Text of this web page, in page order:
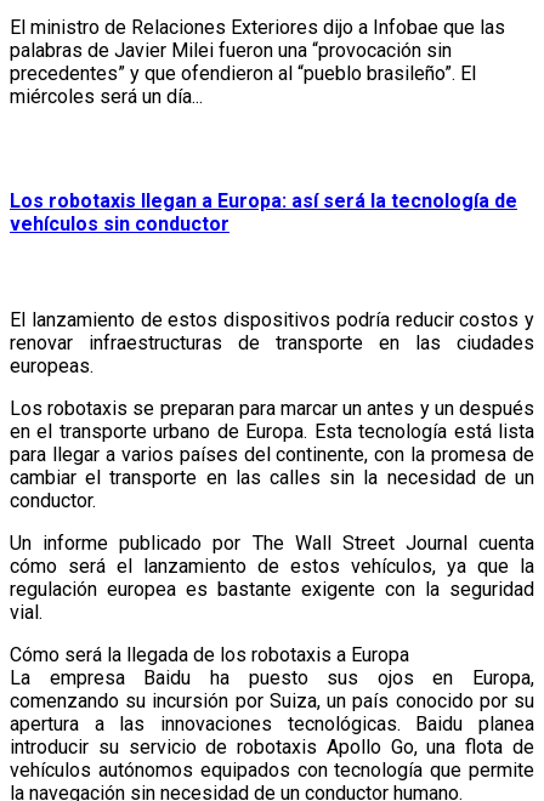
El ministro de Relaciones Exteriores dijo a Infobae que las
palabras de Javier Milei fueron una “provocación sin
precedentes” y que ofendieron al “pueblo brasileño”. El
miércoles será un día...
Los robotaxis llegan a Europa: así será la tecnología de
vehículos sin conductor
El lanzamiento de estos dispositivos podría reducir costos y
renovar infraestructuras de transporte en las ciudades
europeas.
Los robotaxis se preparan para marcar un antes y un después
en el transporte urbano de Europa. Esta tecnología está lista
para llegar a varios países del continente, con la promesa de
cambiar el transporte en las calles sin la necesidad de un
conductor.
Un informe publicado por The Wall Street Journal cuenta
cómo será el lanzamiento de estos vehículos, ya que la
regulación europea es bastante exigente con la seguridad
vial.
Cómo será la llegada de los robotaxis a Europa
La empresa Baidu ha puesto sus ojos en Europa,
comenzando su incursión por Suiza, un país conocido por su
apertura a las innovaciones tecnológicas. Baidu planea
introducir su servicio de robotaxis Apollo Go, una flota de
vehículos autónomos equipados con tecnología que permite
la navegación sin necesidad de un conductor humano.